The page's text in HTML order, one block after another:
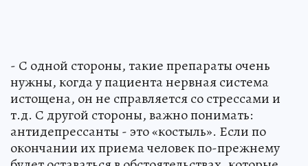
- С одной стороны, такие препараты очень
нужны, когда у пациента нервная система
истощена, он не справляется со стрессами и
т.д. С другой стороны, важно понимать:
антидепрессанты - это «костыль». Если по
окончании их приема человек по-прежнему